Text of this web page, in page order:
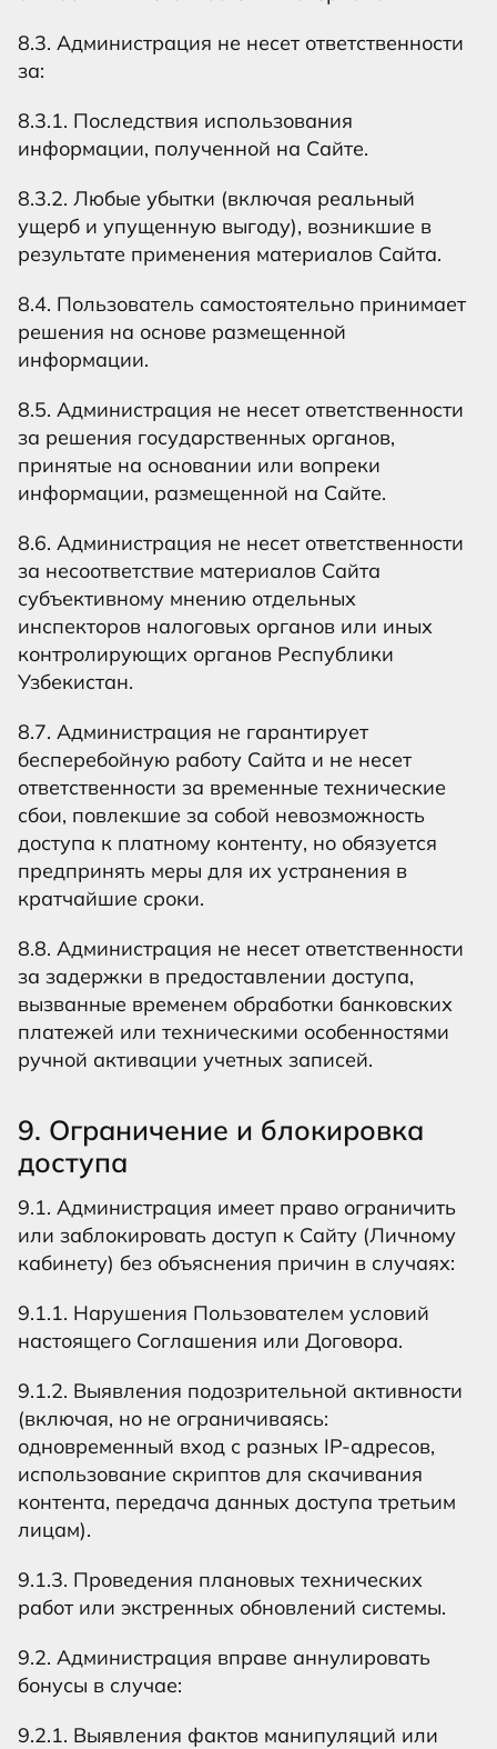
8.3. Администрация не несет ответственности
за:
8.3.1. Последствия использования
информации, полученной на Сайте.
8.3.2. Любые убытки (включая реальный
ущерб и упущенную выгоду), возникшие в
результате применения материалов Сайта.
8.4. Пользователь самостоятельно принимает
решения на основе размещенной
информации.
8.5. Администрация не несет ответственности
за решения государственных органов,
принятые на основании или вопреки
информации, размещенной на Сайте.
8.6. Администрация не несет ответственности
за несоответствие материалов Сайта
субъективному мнению отдельных
инспекторов налоговых органов или иных
контролирующих органов Республики
Узбекистан.
8.7. Администрация не гарантирует
бесперебойную работу Сайта и не несет
ответственности за временные технические
сбои, повлекшие за собой невозможность
доступа к платному контенту, но обязуется
предпринять меры для их устранения в
кратчайшие сроки.
8.8. Администрация не несет ответственности
за задержки в предоставлении доступа,
вызванные временем обработки банковских
платежей или техническими особенностями
ручной активации учетных записей.
9. Ограничение и блокировка
доступа
9.1. Администрация имеет право ограничить
или заблокировать доступ к Сайту (Личному
кабинету) без объяснения причин в случаях:
9.1.1. Нарушения Пользователем условий
настоящего Соглашения или Договора.
9.1.2. Выявления подозрительной активности
(включая, но не ограничиваясь:
одновременный вход с разных IP-адресов,
использование скриптов для скачивания
контента, передача данных доступа третьим
лицам).
9.1.3. Проведения плановых технических
работ или экстренных обновлений системы.
9.2. Администрация вправе аннулировать
бонусы в случае:
9.2.1. Выявления фактов манипуляций или